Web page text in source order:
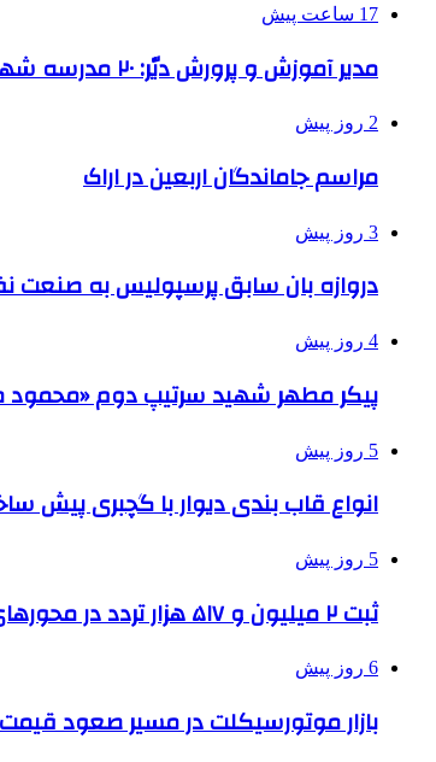
17 ساعت پیش
مدیر آموزش و پرورش دیّر: ۲۰ مدرسه شهرستان دوشیفته است
2 روز پیش
مراسم جاماندگان اربعین در اراک
3 روز پیش
دروازه بان سابق پرسپولیس به
4 روز پیش
پیکر مطهر شهید سرتیپ دوم «محمود
5 روز پیش
انواع قاب بندی دیوار با گچبری پیش
5 روز پیش
ثبت ۲ میلیون و ۵۱۷ هزار تردد در محورهای مواصلاتی همدان در ایام اربعین
6 روز پیش
بازار موتورسیکلت در مسیر صعود